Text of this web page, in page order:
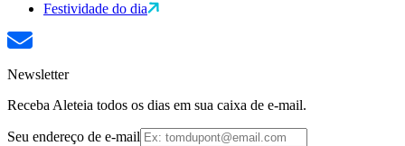
Festividade do dia
Newsletter
Receba Aleteia todos os dias em sua caixa de e-mail.
Seu endereço de e-mail